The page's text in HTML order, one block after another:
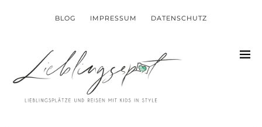
BLOG IMPRESSUM DATENSCHUTZ